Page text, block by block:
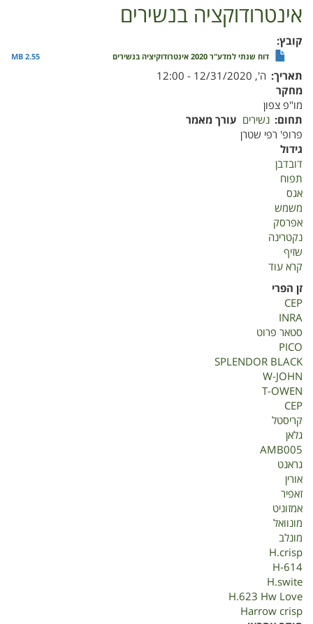
אינטרודוקציה בנשירים
קובץ
דוח שנתי למדע"ר 2020 אינטרודוקיציה בנשירים 2.55 MB
תאריך ה', 12/31/2020 - 12:00
מחקר
מו"פ צפון
תחום נשירים עורך מאמר
פרופ' רפי שטרן
גידול
דובדבן
תפוח
אגס
משמש
אפרסק
נקטרינה
שזיף
קרא עוד
זן הפרי
CEP
INRA
סטאר פרוט
PICO
SPLENDOR BLACK
W-JOHN
T-OWEN
CEP
קריסטל
גלאן
AMB005
גראנט
אורין
זאפיר
אמזוניט
מונוואל
מונלב
H.crisp
H-614
H.swite
H.623 Hw Love
Harrow crisp